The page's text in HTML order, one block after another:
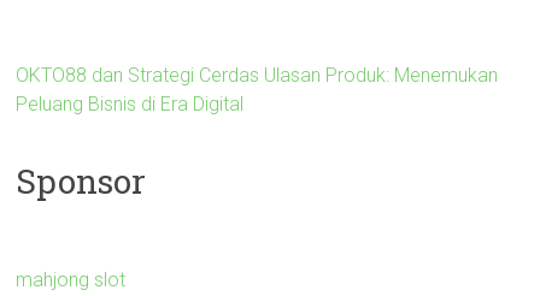
OKTO88 dan Strategi Cerdas Ulasan Produk: Menemukan
Peluang Bisnis di Era Digital
Sponsor
mahjong slot